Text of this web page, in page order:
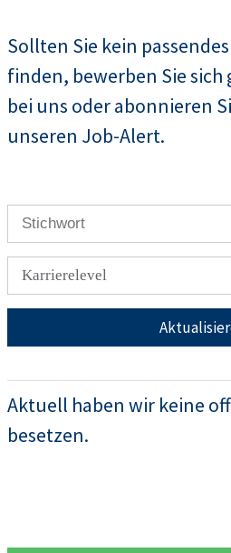
Sollten Sie kein
finden, bewerben Sie sich
bei uns oder abonnieren
unseren Job-Alert.
Karrierelevel
Aktuell haben wir keine
besetzen.